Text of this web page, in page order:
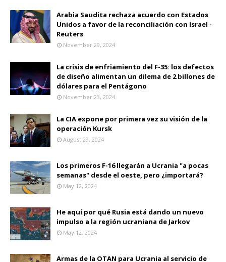
Arabia Saudita rechaza acuerdo con Estados
Unidos a favor de la reconciliación con Israel -
Reuters
November 29, 2024
La crisis de enfriamiento del F-35: los defectos
de diseño alimentan un dilema de 2 billones de
dólares para el Pentágono
November 23, 2024
La CIA expone por primera vez su visión de la
operación Kursk
August 29, 2024
Los primeros F-16 llegarán a Ucrania "a pocas
semanas" desde el oeste, pero ¿importará?
May 12, 2024
He aquí por qué Rusia está dando un nuevo
impulso a la región ucraniana de Jarkov
May 12, 2024
Armas de la OTAN para Ucrania al servicio de